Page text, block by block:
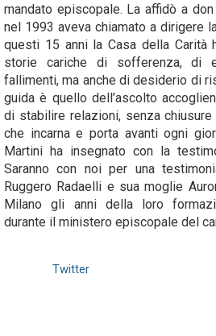
mandato episcopale. Laaffidò a
nel 1993 aveva chiamato a dirigere
questi 15 anni la Casa della Carità
storie cariche di sofferenza, di
fallimenti, ma anche di desiderio di
guida è quello dell’ascolto
di stabilire relazioni, senza chiusure
che incarna e porta avanti ogni
Martini ha insegnato con la
Saranno con noi per una
Ruggero Radaelli e sua moglie
Milano gli anni della loro
durante il ministero episcopale del
Twitter